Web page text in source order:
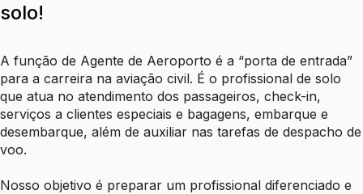
solo!
A função de Agente de Aeroporto é a “porta de entrada”
para a carreira na aviação civil. É o profissional de solo
que atua no atendimento dos passageiros, check-in,
serviços a clientes especiais e bagagens, embarque e
desembarque, além de auxiliar nas tarefas de despacho de
voo.
Nosso objetivo é preparar um profissional diferenciado e